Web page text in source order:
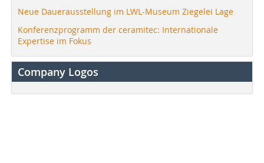
Neue Dauerausstellung im LWL-Museum Ziegelei Lage
Konferenzprogramm der ceramitec: Internationale
Expertise im Fokus
Company Logos